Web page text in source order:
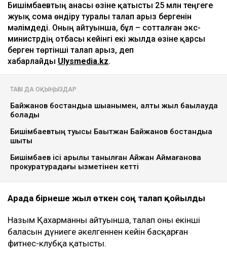
Бишімбаевтың анасы өзіне қатысты 25 млн теңгеге
жуық сома өндіру туралы талап арыз бергенін
мәлімдеді. Оның айтуынша, бұл – сотталған экс-
министрдің отбасы кейінгі екі жылда өзіне қарсы
берген төртінші талап арыз, деп
хабарлайды Ulysmedia.kz.
ТАҒЫ ДА ОҚЫҢЫЗДАР
Байжанов бостандыққа шыққанымен, алты жыл бақылауда
болады
Бишімбаевтың туысы Бақытжан Байжанов бостандыққа
шықты
Бишімбаев ісі арқылы танылған Айжан Аймағанова
прокуратурадағы қызметінен кетті
Арада бірнеше жыл өткен соң талап қойылды
Назым Қахарманның айтуынша, талап оның екінші
баласын дүниеге әкелгеннен кейін басқарған
фитнес-клубқа қатысты.